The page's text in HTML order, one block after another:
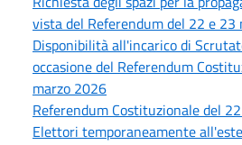
vista del Referendum del 22 e 23
Disponibilità all'incarico di
occasione del Referendum
marzo 2026
Referendum Costituzionale del
Elettori temporaneamente